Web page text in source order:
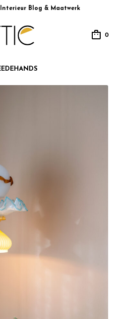
Blog & Maatwerk
0